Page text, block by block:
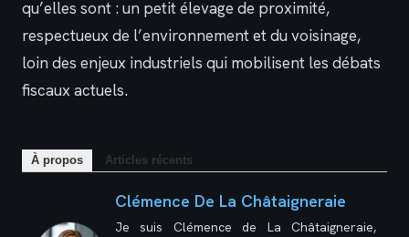
qu’elles sont : un petit élevage de proximité,
respectueux de l’environnement et du voisinage,
loin des enjeux industriels qui mobilisent les débats
fiscaux actuels.
À propos Articles récents
Clémence De La Châtaigneraie
Je suis Clémence de La Châtaigneraie,